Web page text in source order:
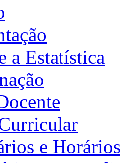
a Estatística
e Horários